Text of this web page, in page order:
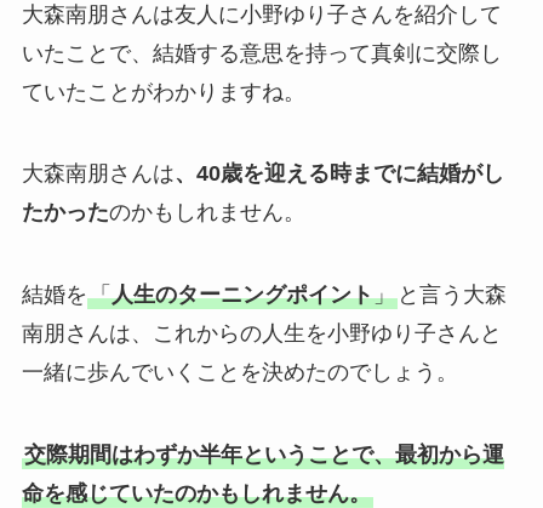
大森南朋さんは友人に小野ゆり子さんを紹介して
いたことで、結婚する意思を持って真剣に交際し
ていたことがわかりますね。
大森南朋さんは、40歳を迎える時までに結婚がし
たかったのかもしれません。
結婚を「人生のターニングポイント」と言う大森
南朋さんは、これからの人生を小野ゆり子さんと
一緒に歩んでいくことを決めたのでしょう。
交際期間はわずか半年ということで、最初から運
命を感じていたのかもしれません。